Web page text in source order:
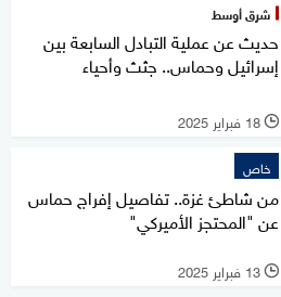
شرق أوسط
حديث عن عملية التبادل السابعة بين
إسرائيل وحماس.. جثث وأحياء
l 18 فبراير 2025
خاص
من شاطئ غزة.. تفاصيل إفراج حماس
عن "المحتجز الأميركي"
l 13 فبراير 2025